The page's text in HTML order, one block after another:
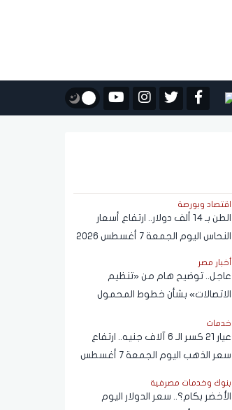
اقتصاد وبورصة
الطن بـ 14 ألف دولار.. ارتفاع أسعار
النحاس اليوم الجمعة 7 أغسطس 2026
أخبار مصر
عاجل.. توضيح هام من «تنظيم
الاتصالات» بشأن خطوط المحمول
خدمات
عيار 21 كسر الـ 6 آلاف جنيه.. ارتفاع
سعر الذهب اليوم الجمعة 7 أغسطس
بنوك وخدمات مصرفية
الأخضر بكام؟.. سعر الدولار اليوم